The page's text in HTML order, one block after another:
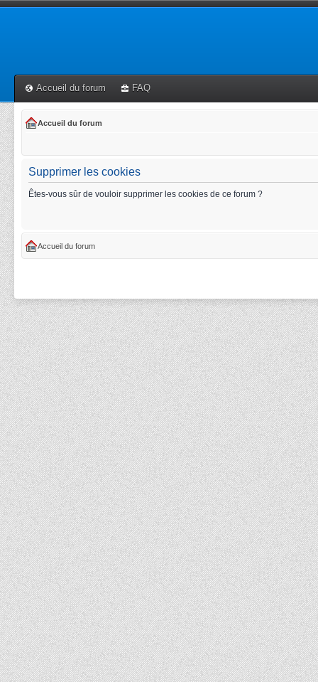
Accueil du forum FAQ
Accueil du forum
Supprimer les cookies
Êtes-vous sûr de vouloir supprimer les cookies de ce forum ?
Accueil du forum